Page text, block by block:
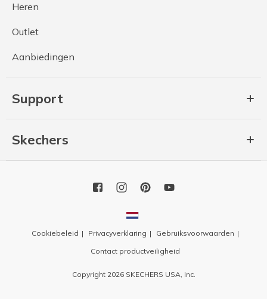
Heren
Outlet
Aanbiedingen
Support
Skechers
Cookiebeleid Privacyverklaring
Gebruiksvoorwaarden
Contact productveiligheid
Copyright 2026 SKECHERS USA, Inc.